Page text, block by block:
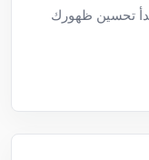
تحسين ظهورك